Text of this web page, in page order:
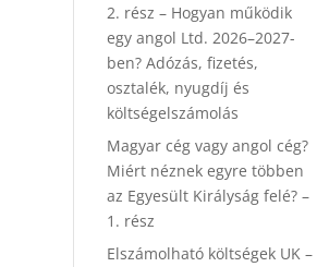
2. rész – Hogyan működik
egy angol Ltd. 2026–2027-
ben? Adózás, fizetés,
osztalék, nyugdíj és
költségelszámolás
Magyar cég vagy angol cég?
Miért néznek egyre többen
az Egyesült Királyság felé? –
1. rész
Elszámolható költségek UK –